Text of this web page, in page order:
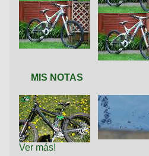
MIS NOTAS
Ver más!